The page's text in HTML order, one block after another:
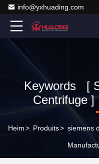
info@yxhuading.com
Keywords [
Centrifuge
Heim> Produits> siemens